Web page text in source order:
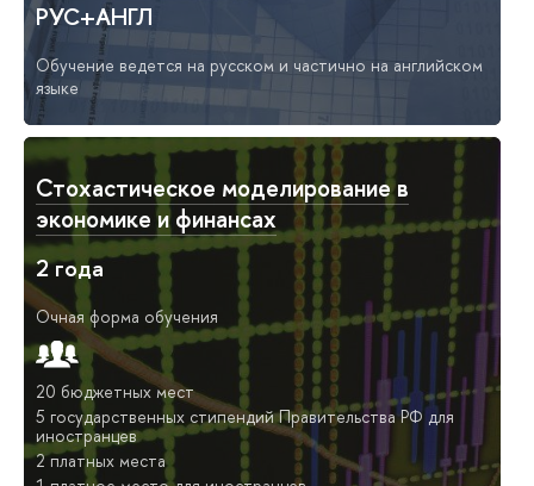
РУС+АНГЛ
Обучение ведется на русском и частично на английском
языке
Стохастическое моделирование в
экономике и финансах
2 года
Очная форма обучения
20 бюджетных мест
5 государственных стипендий Правительства РФ для
иностранцев
2 платных места